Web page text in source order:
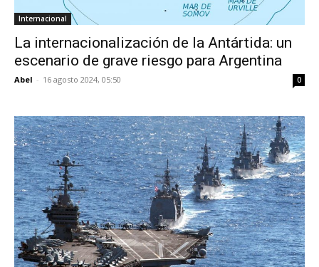
Internacional
La internacionalización de la Antártida: un
escenario de grave riesgo para Argentina
Abel - 16 agosto 2024, 05:50 0